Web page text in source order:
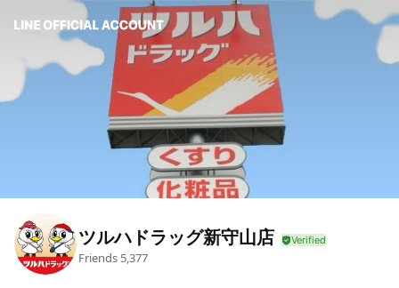
ツルハドラッグ新守山店
Friends 5,377